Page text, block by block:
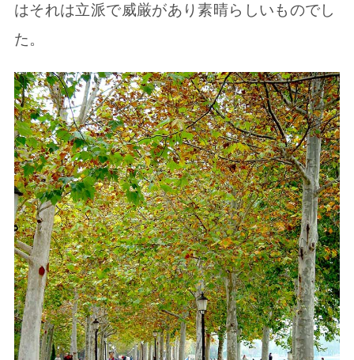
はそれは立派で威厳があり素晴らしいものでし
た。